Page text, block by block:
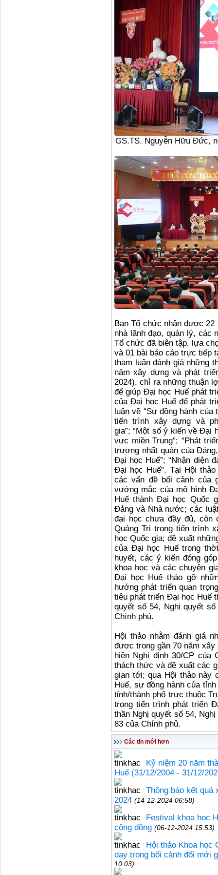
GS.TS. Nguyễn Hữu Đức,
Ban Tổ chức nhận được
nhà lãnh đạo, quản lý, các
Tổ chức đã biên tập, lựa
và 01 bài báo cáo trực tiếp
tham luận đánh giá những
năm xây dựng và phát
2024), chỉ ra những thuận
để giúp Đại học Huế phát
của Đại học Huế để phát
luận về “Sự đồng hành
tiến trình xây dựng và
gia”; “Một số ý kiến về Đại
vực miền Trung”; “Phát
trương nhất quán của
Đại học Huế”; “Nhận diện
Đại học Huế”. Tại Hội
các vấn đề bối cảnh của
vướng mắc của mô hình
Huế thành Đại học Quốc
Đảng và Nhà nước; các
đại học chưa đầy đủ, còn
Quảng Trị trong tiến trình
học Quốc gia; đề xuất
của Đại học Huế trong
huyết, các ý kiến đóng
khoa học và các chuyên
Đại học Huế tháo gỡ
hướng phát triển quan
tiêu phát triển Đại học Huế
quyết số 54, Nghị quyết
Chính phủ.
Hội thảo nhằm đánh giá
được trong gần 70 năm
hiện Nghị định 30/CP của
thách thức và đề xuất các
gian tới; qua Hội thảo này
Huế, sự đồng hành của
tỉnh/thành phố trực thuộc
trong tiến trình phát triển
thần Nghị quyết số 54,
83 của Chính phủ.
Các tin mới hơn
Kỷ niệm 20 năm
Huế (31/12/2004 - 31/12/
Thông báo kết quả
2024 (14-12-2024 06:58)
Festival khoa học
cộng đồng (06-12-2024 15:53)
Hội thảo Khoa
dạy trong bối cảnh đổi mới
10:03)